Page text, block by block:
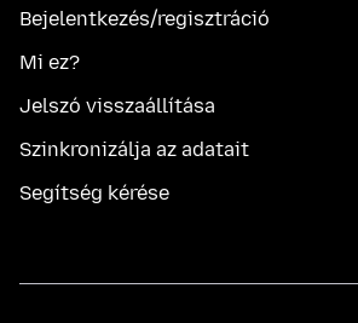
Bejelentkezés/regisztráció
Mi ez?
Jelszó visszaállítása
Szinkronizálja az adatait
Segítség kérése